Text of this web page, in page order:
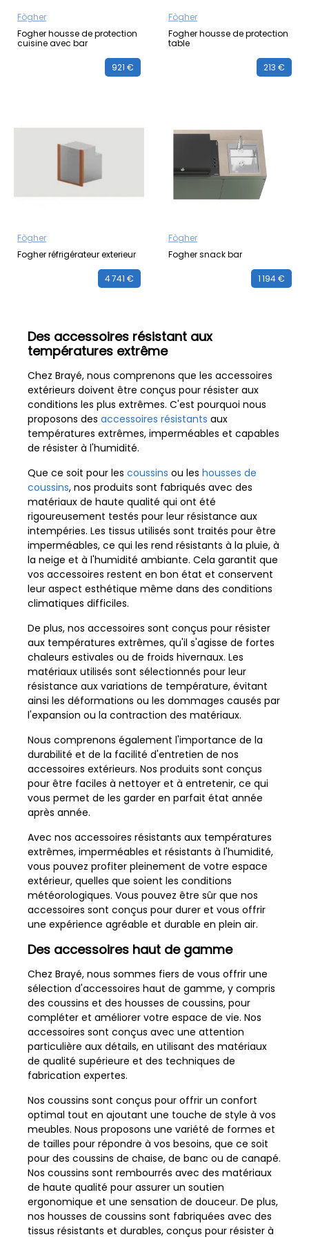
Fògher
Fogher housse de protection
cuisine avec bar
921 €
Fògher
Fogher housse de protection
table
213 €
Fògher
Fogher réfrigérateur exterieur
4 741 €
Fògher
Fogher snack bar
1 194 €
Des accessoires résistant aux
températures extrême
Chez Brayé, nous comprenons que les accessoires
extérieurs doivent être conçus pour résister aux
conditions les plus extrêmes. C'est pourquoi nous
proposons des accessoires résistants aux
températures extrêmes, imperméables et capables
de résister à l'humidité.
Que ce soit pour les coussins ou les housses de
coussins, nos produits sont fabriqués avec des
matériaux de haute qualité qui ont été
rigoureusement testés pour leur résistance aux
intempéries. Les tissus utilisés sont traités pour être
imperméables, ce qui les rend résistants à la pluie, à
la neige et à l'humidité ambiante. Cela garantit que
vos accessoires restent en bon état et conservent
leur aspect esthétique même dans des conditions
climatiques difficiles.
De plus, nos accessoires sont conçus pour résister
aux températures extrêmes, qu'il s'agisse de fortes
chaleurs estivales ou de froids hivernaux. Les
matériaux utilisés sont sélectionnés pour leur
résistance aux variations de température, évitant
ainsi les déformations ou les dommages causés par
l'expansion ou la contraction des matériaux.
Nous comprenons également l'importance de la
durabilité et de la facilité d'entretien de nos
accessoires extérieurs. Nos produits sont conçus
pour être faciles à nettoyer et à entretenir, ce qui
vous permet de les garder en parfait état année
après année.
Avec nos accessoires résistants aux températures
extrêmes, imperméables et résistants à l'humidité,
vous pouvez profiter pleinement de votre espace
extérieur, quelles que soient les conditions
météorologiques. Vous pouvez être sûr que nos
accessoires sont conçus pour durer et vous offrir
une expérience agréable et durable en plein air.
Des accessoires haut de gamme
Chez Brayé, nous sommes fiers de vous offrir une
sélection d'accessoires haut de gamme, y compris
des coussins et des housses de coussins, pour
compléter et améliorer votre espace de vie. Nos
accessoires sont conçus avec une attention
particulière aux détails, en utilisant des matériaux
de qualité supérieure et des techniques de
fabrication expertes.
Nos coussins sont conçus pour offrir un confort
optimal tout en ajoutant une touche de style à vos
meubles. Nous proposons une variété de formes et
de tailles pour répondre à vos besoins, que ce soit
pour des coussins de chaise, de banc ou de canapé.
Nos coussins sont rembourrés avec des matériaux
de haute qualité pour assurer un soutien
ergonomique et une sensation de douceur. De plus,
nos housses de coussins sont fabriquées avec des
tissus résistants et durables, conçus pour résister à